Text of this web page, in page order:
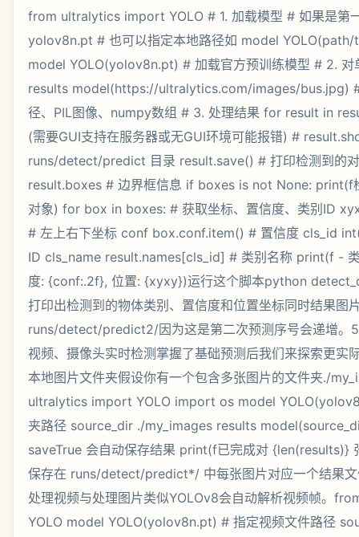
from ultralytics import YOLO # 1. 加载模型 # 如果是第
yolov8n.pt # 也可以指定本地路径如 model
model YOLO(yolov8n.pt) # 加载官方预训练模型 # 2. 对
results model(https://ultralytics.com/images/bus.jpg)
径、PIL图像、numpy数组 # 3. 处理结果 for result in
(需要GUI支持在服务器或无GUI环境可能报错) #
runs/detect/predict 目录 result.save() # 打印检测到的
result.boxes # 边界框信息 if boxes is not None: print(f
对象) for box in boxes: # 获取坐标、置信度、类别ID
# 左上右下坐标 conf box.conf.item() # 置信度 cls_id
ID cls_name result.names[cls_id] # 类别名称 print(f -
度: {conf:.2f}, 位置: {xyxy})运行这个脚本python
打印出检测到的物体类别、置信度和位置坐标同时结果图
runs/detect/predict2/因为这是第二次预测序号会递增。
视频、摄像头实时检测掌握了基础预测后我们来探索更实
本地图片文件夹假设你有一个包含多张图片的文件夹./
ultralytics import YOLO import os model
夹路径 source_dir ./my_images results
saveTrue 会自动保存结果 print(f已完成对 {len(results)}
保存在 runs/detect/predict*/ 中每张图片对应一个结果
处理视频与处理图片类似YOLOv8会自动解析视频帧。
YOLO model YOLO(yolov8n.pt) # 指定视频文件路径